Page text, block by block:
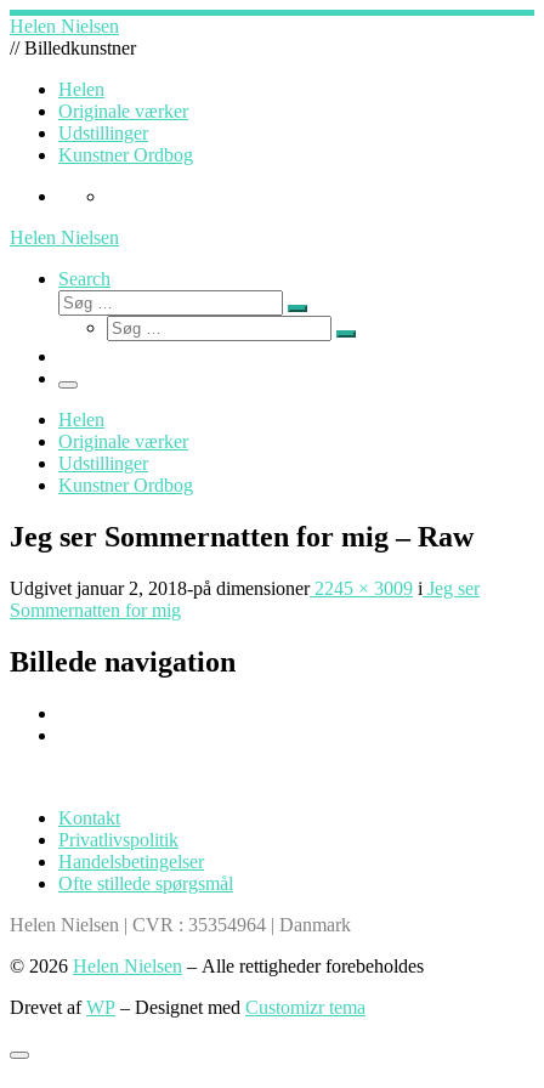
Fortsæt
til
Helen Nielsen
// Billedkunstner
Helen
Originale værker
Udstillinger
Kunstner Ordbog
Helen Nielsen
Search
Søg
Søg
Søg
Søg
Menu
Helen
Originale værker
Udstillinger
Kunstner Ordbog
Jeg ser Sommernatten for mig – Raw
Udgivet januar 2, 2018-på dimensioner2245 × 3009 i Jeg ser
Sommernatten for mig
Billede navigation
Kontakt
Privatlivspolitik
Handelsbetingelser
Ofte stillede spørgsmål
Helen Nielsen | CVR : 35354964 | Danmark
© 2026 Helen Nielsen – Alle rettigheder forebeholdes
Drevet afWP – Designet med Customizr tema